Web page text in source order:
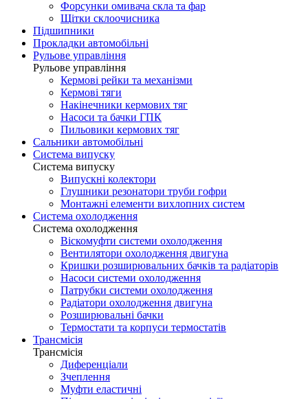
Форсунки омивача скла та фар
Щітки склоочисника
Підшипники
Прокладки автомобільні
Рульове управління
Рульове управління
Кермові рейки та механізми
Кермові тяги
Накінечники кермових тяг
Насоси та бачки ГПК
Пильовики кермових тяг
Сальники автомобільні
Система випуску
Система випуску
Випускні колектори
Глушники резонатори труби гофри
Монтажні елементи вихлопних систем
Система охолодження
Система охолодження
Віскомуфти системи охолодження
Вентилятори охолодження двигуна
Кришки розширювальних бачків та радіаторів
Насоси системи охолодження
Патрубки системи охолодження
Радіатори охолодження двигуна
Розширювальні бачки
Термостати та корпуси термостатів
Трансмісія
Трансмісія
Диференціали
Зчеплення
Муфти еластичні